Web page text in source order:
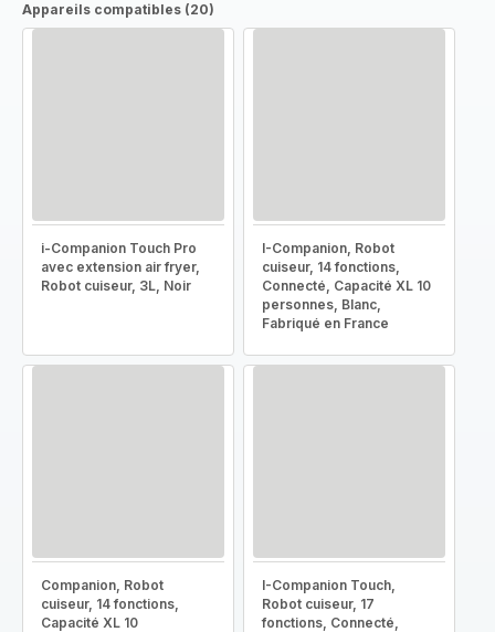
Appareils compatibles (20)
i-Companion Touch Pro
avec extension air fryer,
Robot cuiseur, 3L, Noir
I-Companion, Robot
cuiseur, 14 fonctions,
Connecté, Capacité XL 10
personnes, Blanc,
Fabriqué en France
Companion, Robot
cuiseur, 14 fonctions,
Capacité XL 10
I-Companion Touch,
Robot cuiseur, 17
fonctions, Connecté,